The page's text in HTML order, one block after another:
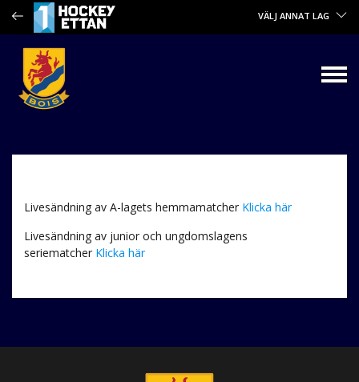
VÄLJ ANNAT LAG
Livesändning av A-lagets hemmamatcher Klicka här
Livesändning av junior och ungdomslagens
seriematcher Klicka här